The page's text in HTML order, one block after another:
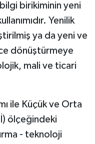
birikiminin yeni
Yenilik
ya da yeni ve
dönüştürmeye
mali ve ticari
ile Küçük ve Orta
ölçeğindeki
- teknoloji